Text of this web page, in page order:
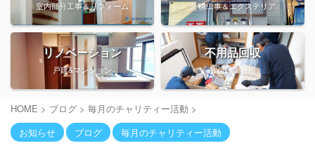
室内部分工事＆リフォーム 外構工事＆エクステリア
リノベーション
戸建&マンション
不用品回収
片付け＆整理
HOME > ブログ > 毎月のチャリティー活動 >
お知らせ
ブログ 毎月のチャリティー活動